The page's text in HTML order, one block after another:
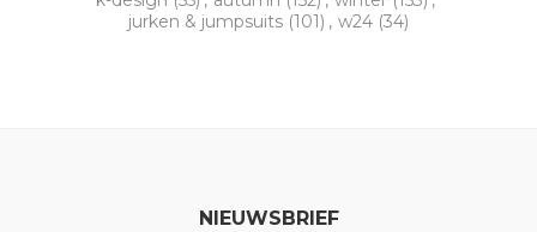
jurken & jumpsuits (101) , w24 (34)
NIEUWSBRIEF